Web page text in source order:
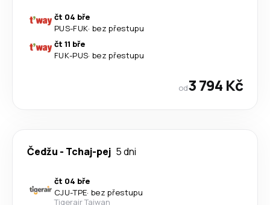
čt 04 bře
PUS-FUK· bez přestupu
čt 11 bře
FUK-PUS· bez přestupu
od3 794 Kč
Čedžu - Tchaj-pej 5 dni
čt 04 bře
CJU-TPE· bez přestupu
Tigerair Taiwan